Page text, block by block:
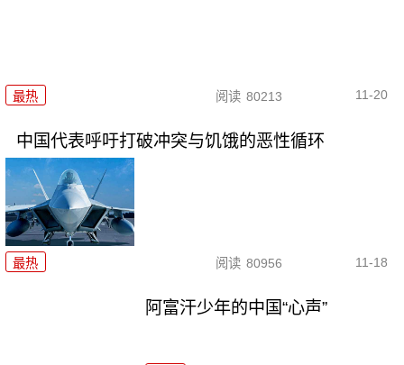
最热 阅读 80213 11-20
中国代表呼吁打破冲突与饥饿的恶性循环
最热 阅读 80956 11-18
阿富汗少年的中国“心声”